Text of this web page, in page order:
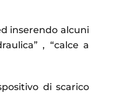
inserendo alcuni
, “calce a
di scarico